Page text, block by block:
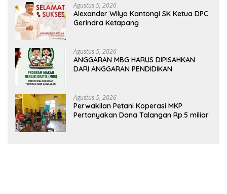
Agustus 5, 2026
Alexander Wilyo Kantongi SK Ketua DPC
Gerindra Ketapang
Agustus 5, 2026
ANGGARAN MBG HARUS DIPISAHKAN
DARI ANGGARAN PENDIDIKAN
Agustus 5, 2026
Perwakilan Petani Koperasi MKP
Pertanyakan Dana Talangan Rp.5 miliar